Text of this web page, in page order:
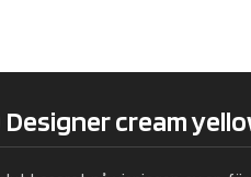
Designer cream